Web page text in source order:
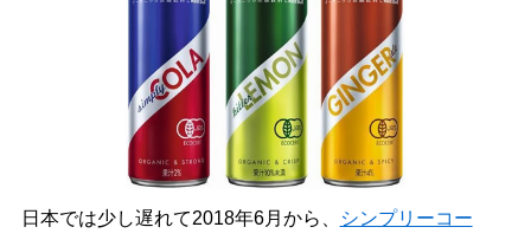
日本では少し遅れて2018年6月から、
シンプリーコー